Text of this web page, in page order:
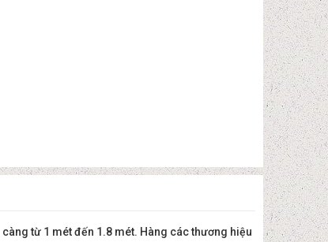
từ 1 mét đến 1.8 mét. Hàng các thương hiệu